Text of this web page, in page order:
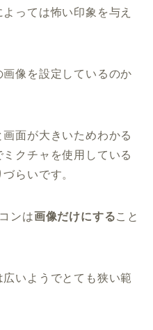
っては怖い印象を与え
像を設定しているのか
面が大きいためわかる
クチャを使用している
らいです。
ンは画像だけにすること
いようでとても狭い範